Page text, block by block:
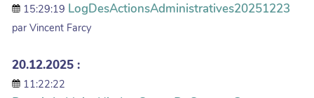
15:29:19 LogDesActionsAdministratives20251223
par Vincent Farcy
20.12.2025 :
11:22:22